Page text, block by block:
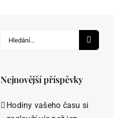
Hledat:
Nejnovější příspěvky
Hodiny vašeho času si